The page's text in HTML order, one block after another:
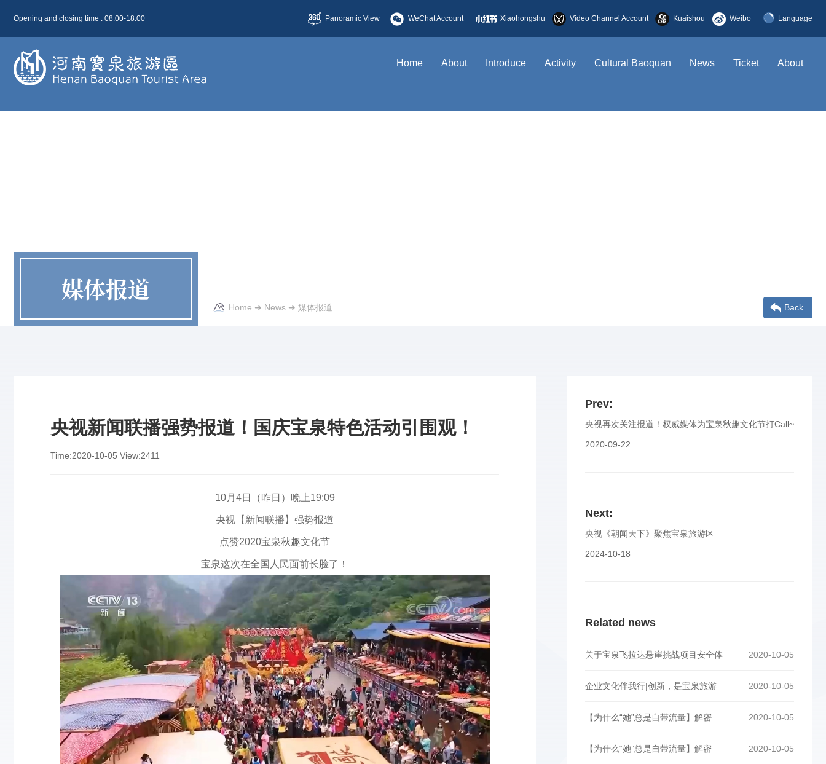
Opening and closing time : 08:00-18:00 Language
English
Panoramic View WeChat Account Xiaohongshu Video Channel Account Kuaishou Weibo
Home About Introduce Activity Cultural Baoquan News Ticket About
媒体报道
Home ➜ News ➜ 媒体报道 Back
央视新闻联播强势报道！国庆宝泉特色活动引围观！
Time:2020-10-05 View:2411
10月4日（昨日）晚上19:09
央视【新闻联播】强势报道
点赞2020宝泉秋趣文化节
宝泉这次在全国人民面前长脸了！
Prev:
央视再次关注报道！权威媒体为宝泉秋趣文化节打Call~
2020-09-22
Next:
央视《朝闻天下》聚焦宝泉旅游区
2024-10-18
Related news
2020-10-05
关于宝泉飞拉达悬崖挑战项目安全体
2020-10-05
企业文化伴我行|创新，是宝泉旅游
2020-10-05
【为什么“她”总是自带流量】解密
2020-10-05
【为什么“她”总是自带流量】解密